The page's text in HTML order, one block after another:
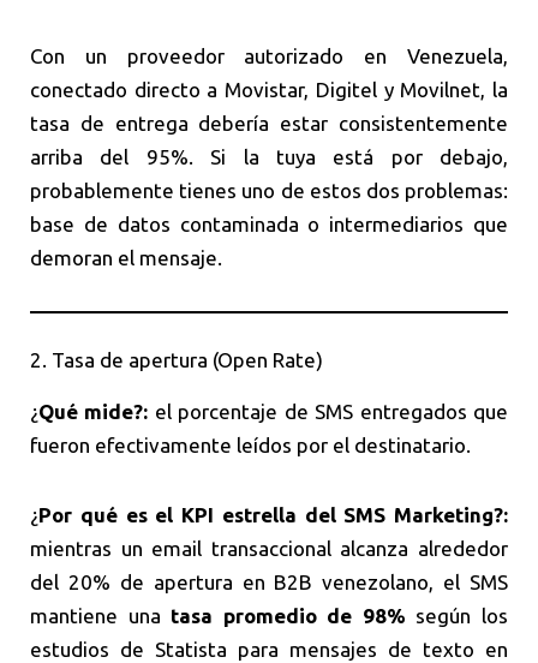
Con un proveedor autorizado en Venezuela,
conectado directo a Movistar, Digitel y Movilnet, la
tasa de entrega debería estar consistentemente
arriba del 95%. Si la tuya está por debajo,
probablemente tienes uno de estos dos problemas:
base de datos contaminada o intermediarios que
demoran el mensaje.
2. Tasa de apertura (Open Rate)
¿Qué mide?: el porcentaje de SMS entregados que
fueron efectivamente leídos por el destinatario.
¿Por qué es el KPI estrella del SMS Marketing?:
mientras un email transaccional alcanza alrededor
del 20% de apertura en B2B venezolano, el SMS
mantiene una tasa promedio de 98% según los
estudios de Statista para mensajes de texto en